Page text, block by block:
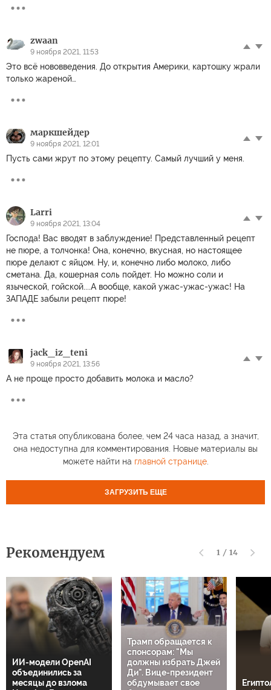
zwaan
9 ноября 2021, 11:53
Это всё нововведения. До открытия Америки, картошку жрали
только жареной…
маркшейдер
9 ноября 2021, 12:01
Пусть сами жрут по этому рецепту. Самый лучший у меня.
Larri
9 ноября 2021, 13:04
Господа! Вас вводят в заблуждение! Представленный рецепт
не пюре, а толчонка! Она, конечно, вкусная, но настоящее
пюре делают с яйцом. Ну, и, конечно либо молоко, либо
сметана. Да, кошерная соль пойдет. Но можно соли и
языческой, гойской....А вообще, какой ужас-ужас-ужас! На
ЗАПАДЕ забыли рецепт пюре!
jack_iz_teni
9 ноября 2021, 13:56
А не проще просто добавить молока и масло?
Эта статья опубликована более, чем 24 часа назад, а значит,
она недоступна для комментирования. Новые материалы вы
можете найти на главной странице.
ЗАГРУЗИТЬ ЕЩЕ
Рекомендуем 1 / 14
ИИ-модели OpenAI
объединились за
месяцы до взлома
Трамп обращается к
спонсорам: "Мы
должны избрать Джей
Ди". Вице-президент
обдумывает свое